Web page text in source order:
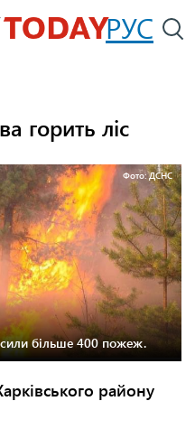
РУС
горить ліс
Фото: ДСНС
більше 400 пожеж.
району